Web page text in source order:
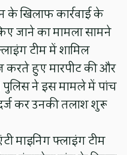
खिलाफ कार्रवाई के
जाने का मामला सामने
टीम में शामिल
करते हुए मारपीट की और
ने इस मामले में पांच
कर उनकी तलाश शुरू
माइनिंग फ्लाइंग टीम